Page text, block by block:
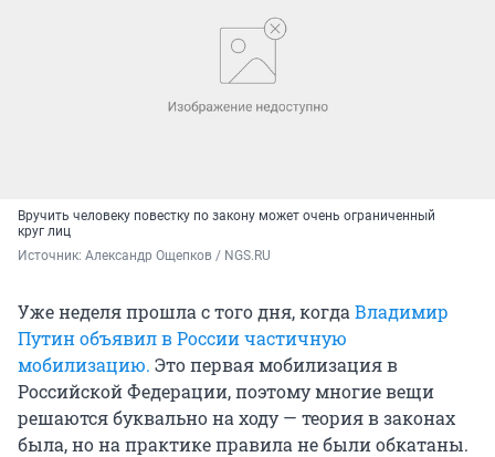
Вручить человеку повестку по закону может очень ограниченный
круг лиц
Источник: Александр Ощепков / NGS.RU
Уже неделя прошла с того дня, когда Владимир
Путин объявил в России частичную
мобилизацию. Это первая мобилизация в
Российской Федерации, поэтому многие вещи
решаются буквально на ходу — теория в законах
была, но на практике правила не были обкатаны.